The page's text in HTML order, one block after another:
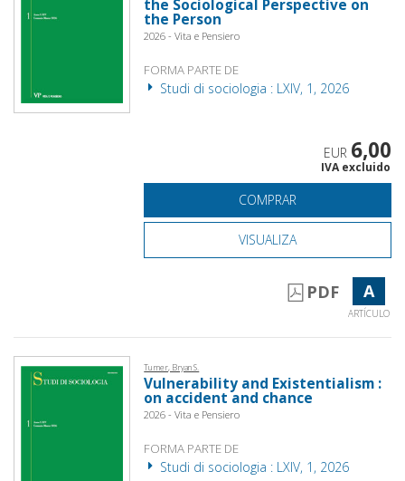
the Sociological Perspective on
the Person
2026 - Vita e Pensiero
FORMA PARTE DE
Studi di sociologia : LXIV, 1, 2026
EUR 6,00
IVA excluido
COMPRAR
VISUALIZA
PDF A
ARTÍCULO
Turner, Bryan S.
Vulnerability and Existentialism :
on accident and chance
2026 - Vita e Pensiero
FORMA PARTE DE
Studi di sociologia : LXIV, 1, 2026